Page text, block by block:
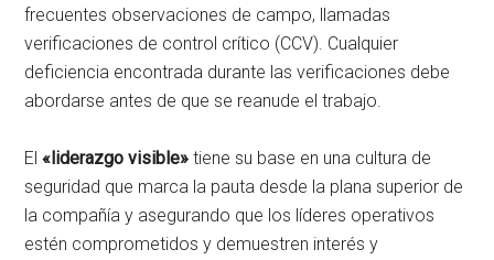
frecuentes observaciones de campo, llamadas
verificaciones de control crítico (CCV). Cualquier
deficiencia encontrada durante las verificaciones debe
abordarse antes de que se reanude el trabajo.
El«liderazgo visible» tiene su base en una cultura de
seguridad que marca la pauta desde la plana superior de
la compañía y asegurando que los líderes operativos
estén comprometidos y demuestren interés y